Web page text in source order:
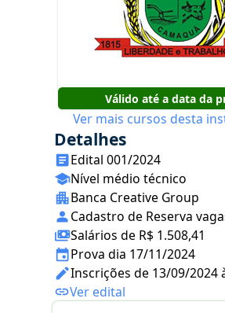
Válido até a data da
Ver mais cursos desta
Detalhes
Edital 001/2024
Nível médio técnico
Banca Creative Group
Cadastro de Reserva
Salários de R$ 1.508,41
Prova dia 17/11/2024
Inscrições de 13/09/2024
Ver edital